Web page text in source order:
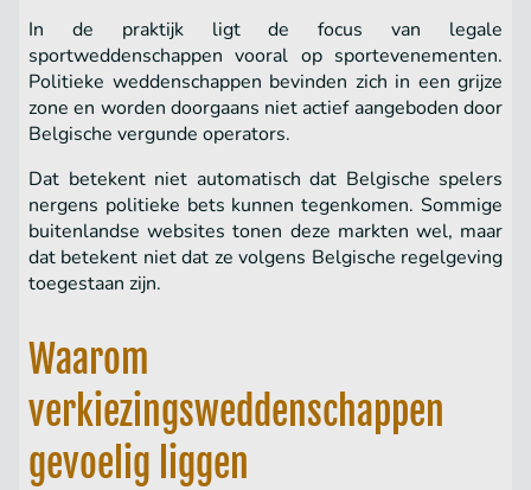
In de praktijk ligt de focus van legale
sportweddenschappen vooral op sportevenementen.
Politieke weddenschappen bevinden zich in een grijze
zone en worden doorgaans niet actief aangeboden door
Belgische vergunde operators.
Dat betekent niet automatisch dat Belgische spelers
nergens politieke bets kunnen tegenkomen. Sommige
buitenlandse websites tonen deze markten wel, maar
dat betekent niet dat ze volgens Belgische regelgeving
toegestaan zijn.
Waarom
verkiezingsweddenschappen
gevoelig liggen